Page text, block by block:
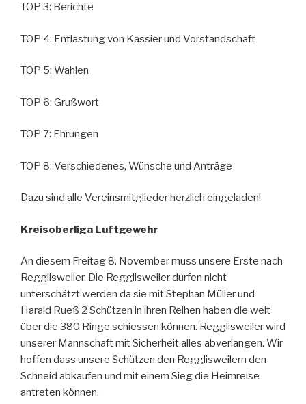
TOP 3: Berichte
TOP 4: Entlastung von Kassier und Vorstandschaft
TOP 5: Wahlen
TOP 6: Grußwort
TOP 7: Ehrungen
TOP 8: Verschiedenes, Wünsche und Anträge
Dazu sind alle Vereinsmitglieder herzlich eingeladen!
Kreisoberliga Luftgewehr
An diesem Freitag 8. November muss unsere Erste nach
Regglisweiler. Die Regglisweiler dürfen nicht
unterschätzt werden da sie mit Stephan Müller und
Harald Rueß 2 Schützen in ihren Reihen haben die weit
über die 380 Ringe schiessen können. Regglisweiler wird
unserer Mannschaft mit Sicherheit alles abverlangen. Wir
hoffen dass unsere Schützen den Regglisweilern den
Schneid abkaufen und mit einem Sieg die Heimreise
antreten können.